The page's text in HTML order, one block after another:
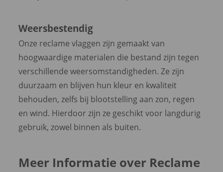
Weersbestendig
Onze reclame vlaggen zijn gemaakt van
hoogwaardige materialen die bestand zijn tegen
verschillende weersomstandigheden. Ze zijn
duurzaam en blijven hun kleur en kwaliteit
behouden, zelfs bij blootstelling aan zon, regen
en wind. Hierdoor zijn ze geschikt voor langdurig
gebruik, zowel binnen als buiten.
Meer Informatie over Reclame